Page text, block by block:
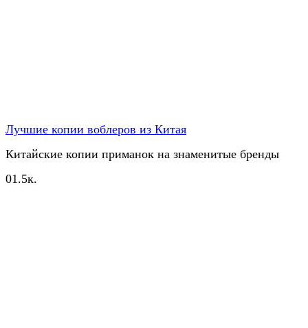
Лучшие копии воблеров из Китая
Китайские копии приманок на знаменитые бренды
01.5к.